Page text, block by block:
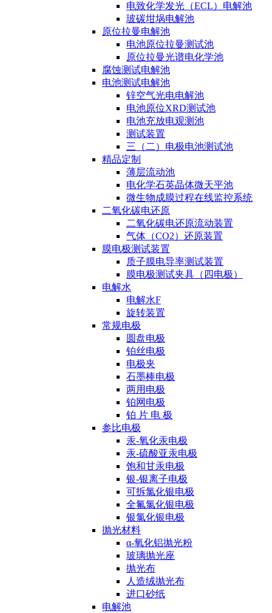
电致化学发光（ECL）电解池
玻碳坩埚电解池
原位拉曼电解池
电池原位拉曼测试池
原位拉曼光谱电化学池
腐蚀测试电解池
电池测试电解池
锌空气光电电解池
电池原位XRD测试池
电池充放电观测池
测试装置
三（二）电极电池测试池
精品定制
薄层流动池
电化学石英晶体微天平池
微生物成膜过程在线监控系统
二氧化碳电还原
二氧化碳电还原流动装置
气体（CO2）还原装置
膜电极测试装置
质子膜电导率测试装置
膜电极测试夹具（四电极）
电解水
电解水F
旋转装置
常规电极
圆盘电极
铂丝电极
电极夹
石墨棒电极
两用电极
铂网电极
铂 片 电 极
参比电极
汞-氧化汞电极
汞-硫酸亚汞电极
饱和甘汞电极
银-银离子电极
可拆氯化银电极
全氟氯化银电极
银氯化银电极
抛光材料
α-氧化铝抛光粉
玻璃抛光座
抛光布
人造绒抛光布
进口砂纸
电解池